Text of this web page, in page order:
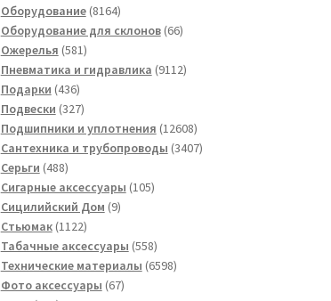
Оборудование 81648164
товара
Оборудование для склонов 6666
Ожерелья 581581
товар
Пневматика и гидравлика 91129112
Подарки 436436
товаров
Подвески 327327
товаров
Подшипники и уплотнения 1260812608
товаров
Сантехника и трубопроводы 34073407
Серьги 488488
товаров
Сигарные аксессуары 105105
Сицилийский Дом 99
Стьюмак 11221122
товара
Табачные аксессуары 558558
товаров
Технические материалы 65986598
Фото аксессуары 6767